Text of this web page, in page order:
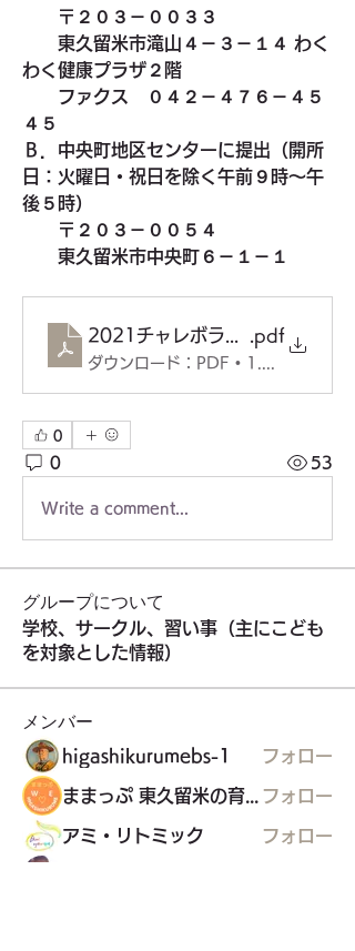
〒２０３－００３３
東久留米市滝山４－３－１４ わく
わく健康プラザ２階
ファクス　０４２－４７６－４５
４５
Ｂ．中央町地区センターに提出（開所
日：火曜日・祝日を除く午前９時～午
後５時）
〒２０３－００５４
東久留米市中央町６－１－１
2021チャレボラチラシ
.pdf
ダウンロード：PDF • 1.39MB
0
0 53
Write a comment...
グループについて
学校、サークル、習い事（主にこども
を対象とした情報）
メンバー
higashikurumebs-1 フォロー
フォロー
アミ・リトミック フォロー